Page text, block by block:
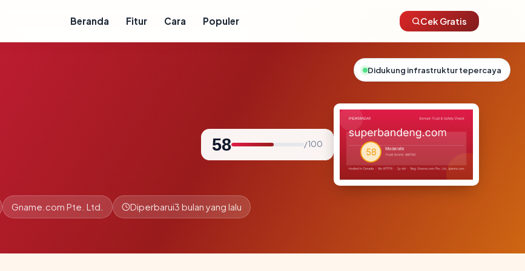
Beranda Fitur Cara Populer Cek Gratis
58 / 100
Gname.com Pte. Ltd. Diperbarui3 bulan yang lalu
Didukung infrastruktur tepercaya